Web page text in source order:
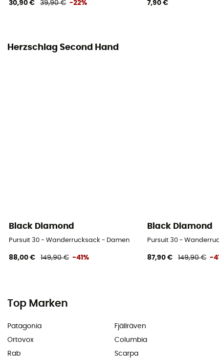
30,90 € 39,90 € -22% 7,90 €
Herzschlag Second Hand
Black Diamond
Pursuit 30 - Wanderrucksack - Damen
88,00 € 149,90 € -41%
Black Diamond
Pursuit 30 -
87,90 € 149,90 € -
Top Marken
Patagonia
Ortovox
Rab
Fjällräven
Columbia
Scarpa